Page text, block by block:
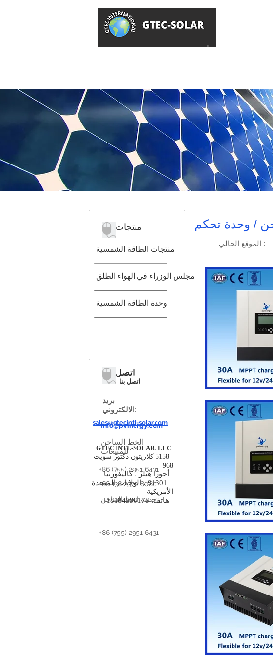
GTEC - سولار
محل
منتجات
منتجات الطاقة الشمسية
مجلس الوزراء في الهواء الطلق
وحدة الطاقة الشمسية
اتصل
اتصل بنا
بريد
الالكتروني:
Info@pvinergy.com
الخط الساخن
للمبيعات
+86 (755) 2951 6431
+86 138 2370 8080
خدمة الخط الساخن:
+86 (755) 2951 6431
اتصل
اتصل بنا
بريد
الالكتروني:
sales@gtecintl-solar.com
GTEC INTL-SOLAR، LLC
5158 كلاريتون دكتور سويت
968
أجورا هيلز ، كاليفورنيا
91301 ، الولايات المتحدة
الأمريكية
هاتف: 18184598178+
الموقع الحالي :